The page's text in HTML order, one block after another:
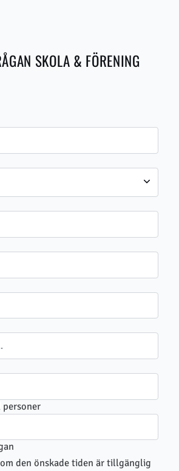
SKOLA & FÖRENING
den önskade tiden är tillgänglig